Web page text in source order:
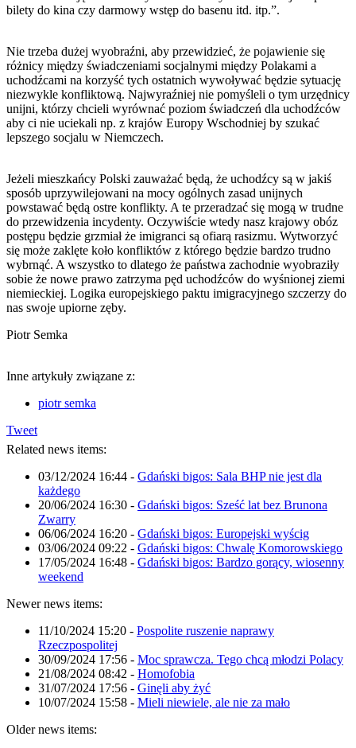
bilety do kina czy darmowy wstęp do basenu itd. itp.”.
Nie trzeba dużej wyobraźni, aby przewidzieć, że pojawienie się
różnicy między świadczeniami socjalnymi między Polakami a
uchodźcami na korzyść tych ostatnich wywoływać będzie sytuację
niezwykle konfliktową. Najwyraźniej nie pomyśleli o tym urzędnicy
unijni, którzy chcieli wyrównać poziom świadczeń dla uchodźców
aby ci nie uciekali np. z krajów Europy Wschodniej by szukać
lepszego socjalu w Niemczech.
Jeżeli mieszkańcy Polski zauważać będą, że uchodźcy są w jakiś
sposób uprzywilejowani na mocy ogólnych zasad unijnych
powstawać będą ostre konflikty. A te przeradzać się mogą w trudne
do przewidzenia incydenty. Oczywiście wtedy nasz krajowy obóz
postępu będzie grzmiał że imigranci są ofiarą rasizmu. Wytworzyć
się może zaklęte koło konfliktów z którego będzie bardzo trudno
wybrnąć. A wszystko to dlatego że państwa zachodnie wyobraziły
sobie że nowe prawo zatrzyma pęd uchodźców do wyśnionej ziemi
niemieckiej. Logika europejskiego paktu imigracyjnego szczerzy do
nas swoje upiorne zęby.
Piotr Semka
Inne artykuły związane z:
piotr semka
Tweet
Related news items:
03/12/2024 16:44 - Gdański bigos: Sala BHP nie jest dla
każdego
20/06/2024 16:30 - Gdański bigos: Sześć lat bez Brunona
Zwarry
06/06/2024 16:20 - Gdański bigos: Europejski wyścig
03/06/2024 09:22 - Gdański bigos: Chwalę Komorowskiego
17/05/2024 16:48 - Gdański bigos: Bardzo gorący, wiosenny
weekend
Newer news items:
11/10/2024 15:20 - Pospolite ruszenie naprawy
Rzeczpospolitej
30/09/2024 17:56 - Moc sprawcza. Tego chcą młodzi Polacy
21/08/2024 08:42 - Homofobia
31/07/2024 17:56 - Ginęli aby żyć
10/07/2024 15:58 - Mieli niewiele, ale nie za mało
Older news items: